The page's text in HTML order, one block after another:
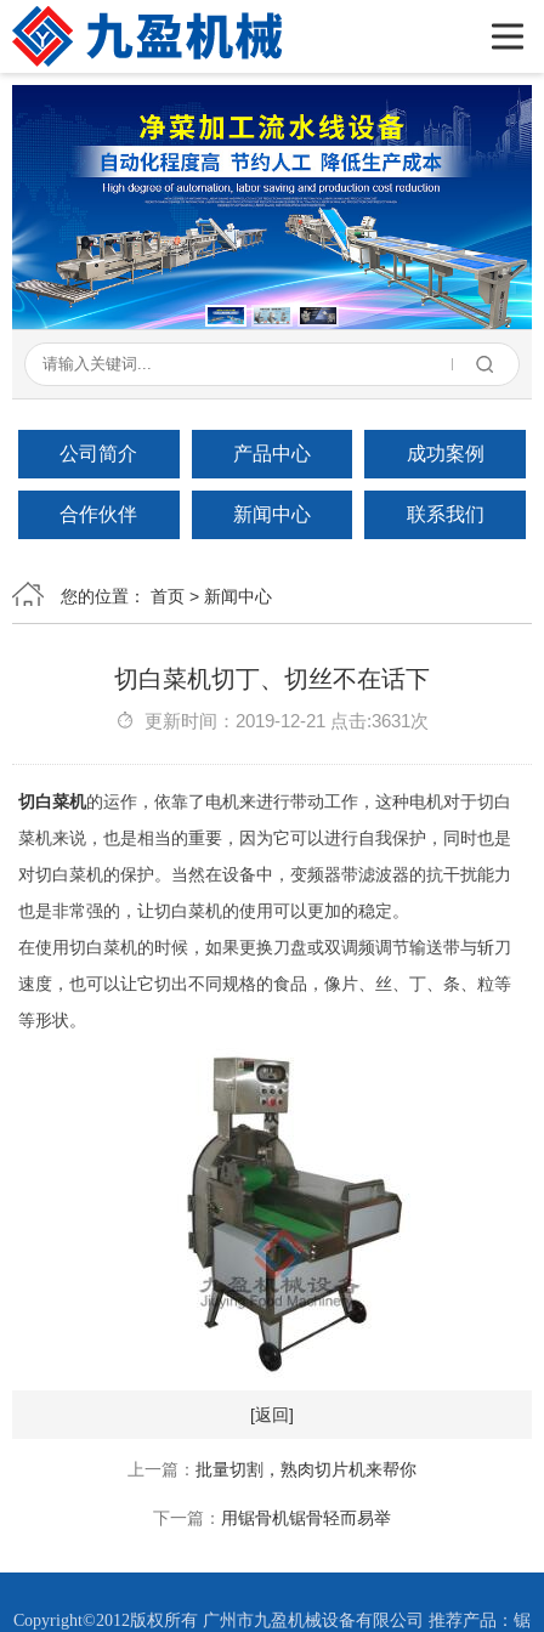
公司简介
产品展示
新闻资讯
成功案例
在线留言
联系我们
公司简介 产品中心 成功案例
合作伙伴 新闻中心 联系我们
您的位置： 首页 > 新闻中心
切白菜机切丁、切丝不在话下
更新时间：2019-12-21 点击:3631次
切白菜机的运作，依靠了电机来进行带动工作，这种电机对于切白
菜机来说，也是相当的重要，因为它可以进行自我保护，同时也是
对切白菜机的保护。当然在设备中，变频器带滤波器的抗干扰能力
也是非常强的，让切白菜机的使用可以更加的稳定。
在使用切白菜机的时候，如果更换刀盘或双调频调节输送带与斩刀
速度，也可以让它切出不同规格的食品，像片、丝、丁、条、粒等
等形状。
[返回]
上一篇： 批量切割，熟肉切片机来帮你
下一篇： 用锯骨机锯骨轻而易举
Copyright©2012版权所有 广州市九盈机械设备有限公司 推荐产品： 锯